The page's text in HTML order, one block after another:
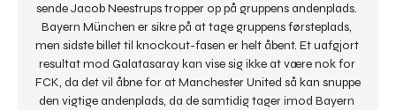
sende Jacob Neestrups tropper op på gruppens andenplads.
Bayern München er sikre på at tage gruppens førsteplads,
men sidste billet til knockout-fasen er helt åbent. Et uafgjort
resultat mod Galatasaray kan vise sig ikke at være nok for
FCK, da det vil åbne for at Manchester United så kan snuppe
den vigtige andenplads, da de samtidig tager imod Bayern